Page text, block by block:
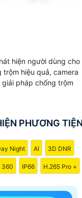
hiện người dùng cho
hiệu quả, camera
pháp chống trộm
PHƯƠNG
Night AI 3D DNR
360 IP66 H.265 Pro +